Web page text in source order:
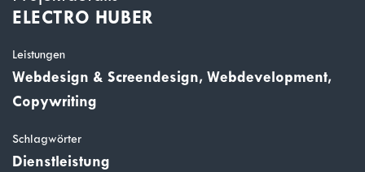
ELECTRO HUBER
Leistungen
Webdesign & Screendesign, Webdevelopment,
Copywriting
Schlagwörter
Dienstleistung